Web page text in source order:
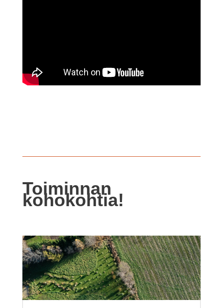
Toiminnan
kohokohtia!